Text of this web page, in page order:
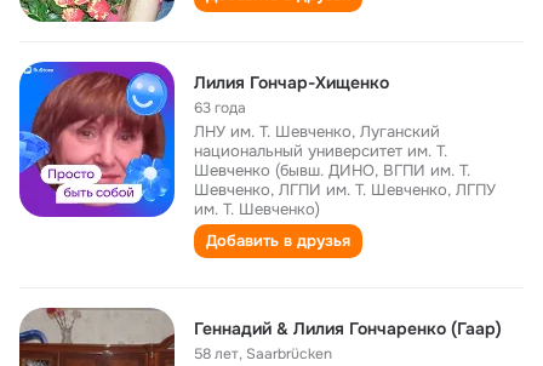
Лилия Гончар-Хищенко
63 года
ЛНУ им. Т. Шевченко, Луганский
национальный университет им. Т.
Шевченко (бывш. ДИНО, ВГПИ им. Т.
Шевченко, ЛГПИ им. Т. Шевченко, ЛГПУ
им. Т. Шевченко)
Добавить в друзья
Геннадий & Лилия Гончаренко (Гаар)
58 лет, Saarbrücken